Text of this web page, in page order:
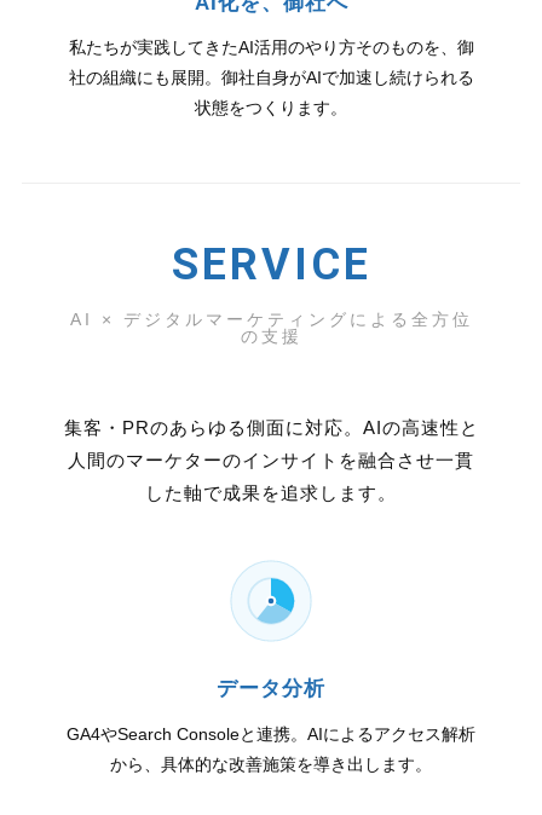
私たちが実践してきたAI活用のやり方そのものを、御
社の組織にも展開。御社自身がAIで加速し続けられる
状態をつくります。
SERVICE
AI × デジタルマーケティングによる全方位
の支援
集客・PRのあらゆる側面に対応。 AIの高速性と
人間のマーケターのインサイトを融合させ一貫
した軸で成果を追求します。
データ分析
GA4やSearch Consoleと連携。AIによるアクセス解析
から、具体的な改善施策を導き出します。